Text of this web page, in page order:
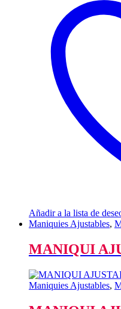
Añadir a la lista de
Maniquies Ajustables,
MANIQUI
Maniquies Ajustables,